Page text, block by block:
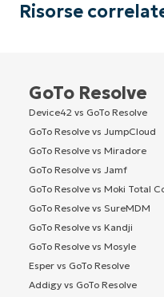
Risorse
GoTo Resolve
Device42 vs GoTo Resolve
GoTo Resolve vs JumpCloud
GoTo Resolve vs Miradore
GoTo Resolve vs Jamf
GoTo Resolve vs Moki Total
GoTo Resolve vs SureMDM
GoTo Resolve vs Kandji
GoTo Resolve vs Mosyle
Esper vs GoTo Resolve
Addigy vs GoTo Resolve